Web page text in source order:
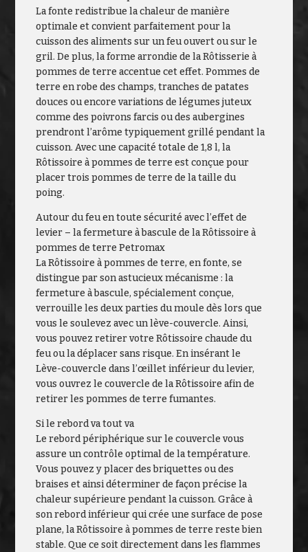
La fonte redistribue la chaleur de manière
optimale et convient parfaitement pour la
cuisson des aliments sur un feu ouvert ou sur le
gril. De plus, la forme arrondie de la Rôtisserie à
pommes de terre accentue cet effet. Pommes de
terre en robe des champs, tranches de patates
douces ou encore variations de légumes juteux
comme des poivrons farcis ou des aubergines
prendront l’arôme typiquement grillé pendant la
cuisson. Avec une capacité totale de 1,8 l, la
Rôtissoire à pommes de terre est conçue pour
placer trois pommes de terre de la taille du
poing.
Autour du feu en toute sécurité avec l’effet de
levier – la fermeture à bascule de la Rôtissoire à
pommes de terre Petromax
La Rôtissoire à pommes de terre, en fonte, se
distingue par son astucieux mécanisme : la
fermeture à bascule, spécialement conçue,
verrouille les deux parties du moule dès lors que
vous le soulevez avec un lève-couvercle. Ainsi,
vous pouvez retirer votre Rôtissoire chaude du
feu ou la déplacer sans risque. En insérant le
Lève-couvercle dans l’œillet inférieur du levier,
vous ouvrez le couvercle de la Rôtissoire afin de
retirer les pommes de terre fumantes.
Si le rebord va tout va
Le rebord périphérique sur le couvercle vous
assure un contrôle optimal de la température.
Vous pouvez y placer des briquettes ou des
braises et ainsi déterminer de façon précise la
chaleur supérieure pendant la cuisson. Grâce à
son rebord inférieur qui crée une surface de pose
plane, la Rôtissoire à pommes de terre reste bien
stable. Que ce soit directement dans les flammes